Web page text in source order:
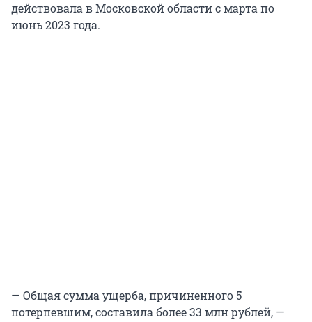
действовала в Московской области с марта по
июнь 2023 года.
— Общая сумма ущерба, причиненного 5
потерпевшим, составила более 33 млн рублей, —